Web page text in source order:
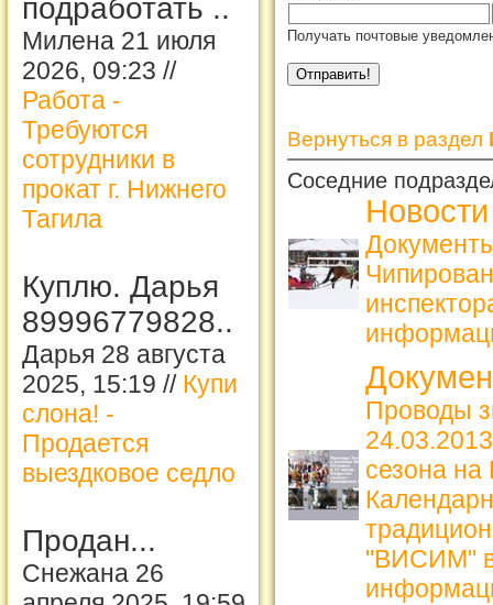
подработать ..
Милена 21 июля
2026, 09:23 //
Работа -
Требуются
сотрудники в
прокат г. Нижнего
Тагила
Куплю. Дарья
89996779828..
Дарья 28 августа
2025, 15:19 // Купи
слона! -
Продается
выездковое седло
Продан...
Снежана 26
Получать почтовые
Вернуться в раздел
Соседние
Новости
Проводы
24.03.2013
сезона
"ВИСИМ" в